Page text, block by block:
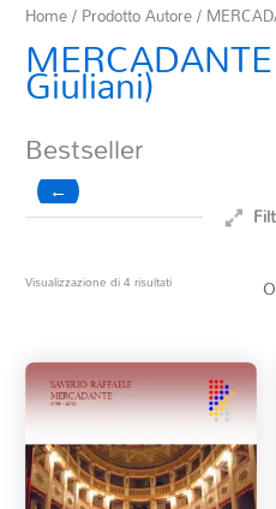
Home/ Prodotto Autore /
Giuliani)
Bestseller
←
Clarinetto basso
Composizioni originali
QR base
QR esecuzione
Visualizzazione di 4 risultatiOrdina
in